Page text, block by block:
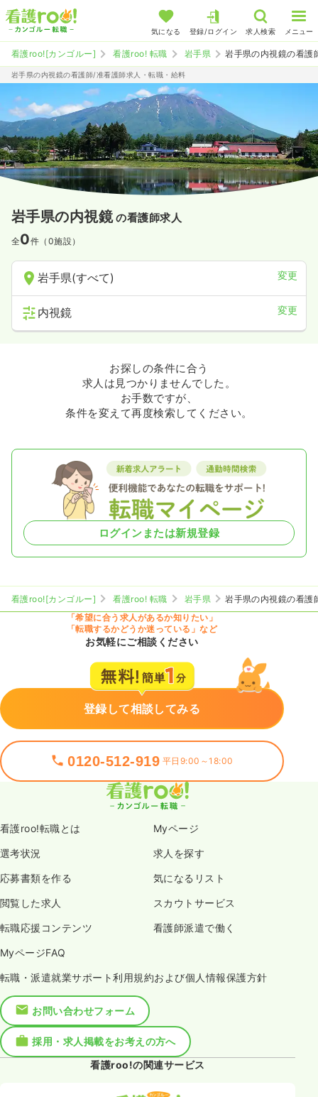
気になる 登録/ログイン 求人検索 メニュー
看護roo![カンゴルー] 看護roo! 転職 岩手県 岩手県の内視鏡の看護
岩手県の内視鏡の看護師/准看護師求人・転職・給料
岩手県の内視鏡 の看護師求人
全0件（0施設）
岩手県(すべて) 変更
内視鏡 変更
お探しの条件に合う
求人は見つかりませんでした。
お手数ですが、
条件を変えて再度検索してください。
ログインまたは新規登録
看護roo![カンゴルー] 看護roo! 転職 岩手県
岩手県の内視鏡の看護
「希望に合う求人があるか知りたい」
「転職するかどうか迷っている」など
お気軽にご相談ください
登録して相談してみる
0120-512-919 平日9:00～18:00
看護roo!転職とは Myページ
選考状況 求人を探す
応募書類を作る 気になるリスト
閲覧した求人 スカウトサービス
転職応援コンテンツ 看護師派遣で働く
MyページFAQ
転職・派遣就業サポート利用規約および個人情報保護方針
お問い合わせフォーム
採用・求人掲載をお考えの方へ
看護roo!の関連サービス